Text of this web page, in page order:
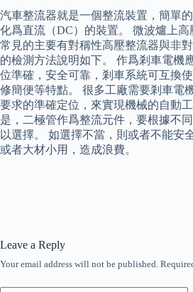
汽車整流器就是一個整流裝置，簡單
化爲直流（DC）的裝置。 微波爐上
常見的主要有對稱性高壓整流器與非
的檢測方法說明如下。 作爲剎車電機
位準確，安全可靠，剎車系統可互換
修簡便等特點。 很多工廠需要剎車電
要求的準確定位，來實現機械的自動
是，二極管作爲整流元件，要根據不
以選擇。 如選擇不當，則或者不能安
或者大材小用，造成浪費。
Leave a Reply
Your email address will not be published.